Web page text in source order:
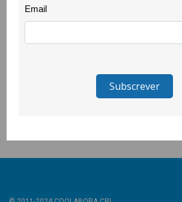
fortalecer os laços entre jovens e cultivar
respeito, a responsabilidade e o trabalho
_________________
O projecto Quero Ser Mais E9G é
Estado da Juventude e do Desporto,
Português do Desporto e Juventude, I.P. e